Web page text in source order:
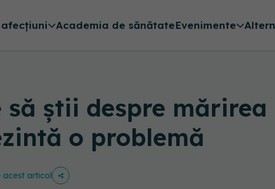
afecțiuni Academia de sănătateEvenimente
să știi despre mărirea
o problemă
acest articol